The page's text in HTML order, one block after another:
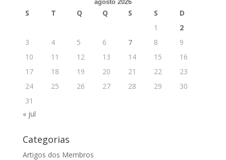
agosto 2026
S T Q Q S S
D
1
2
3
4 5 6 7 8
9
10
11 12 13 14 15
16
17
18 19 20 21 22
23
24
25 26 27 28 29
30
31
« jul
Categorias
Artigos dos Membros